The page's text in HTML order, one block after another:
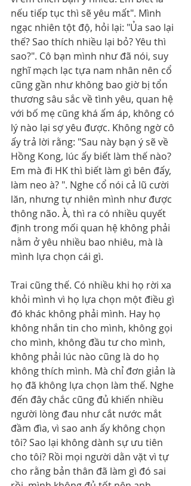
nếu tiếp tục thì sẽ yêu mất". Mình
ngạc nhiên tột độ, hỏi lại: "Ủa sao lại
thế? Sao thích nhiều lại bỏ? Yêu thì
sao?". Cô bạn mình như đã nói, suy
nghĩ mạch lạc tựa nam nhân nên cổ
cũng gần như không bao giờ bị tổn
thương sâu sắc về tình yêu, quan hệ
với bố mẹ cũng khá ấm áp, không có
lý nào lại sợ yêu được. Không ngờ cô
ấy trả lời rằng: "Sau này bạn ý sẽ về
Hồng Kong, lúc ấy biết làm thế nào?
Em mà đi HK thì biết làm gì bên đấy,
làm neo à? ". Nghe cổ nói cả lũ cười
lăn, nhưng tự nhiên mình như được
thông não. À, thì ra có nhiều quyết
định trong mối quan hệ không phải
nằm ở yêu nhiều bao nhiêu, mà là
mình lựa chọn cái gì.
Trai cũng thế. Có nhiều khi họ rời xa
khỏi mình vì họ lựa chọn một điều gì
đó khác không phải mình. Hay họ
không nhắn tin cho mình, không gọi
cho mình, không đầu tư cho mình,
không phải lúc nào cũng là do họ
không thích mình. Mà chỉ đơn giản là
họ đã không lựa chọn làm thế. Nghe
đến đây chắc cũng đủ khiến nhiều
người lòng đau như cắt nước mắt
đầm đìa, vì sao anh ấy không chọn
tôi? Sao lại không dành sự ưu tiên
cho tôi? Rồi mọi người dằn vặt vì tự
cho rằng bản thân đã làm gì đó sai